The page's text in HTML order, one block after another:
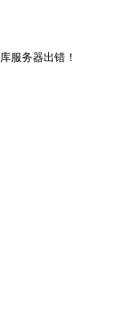
服务器出错！